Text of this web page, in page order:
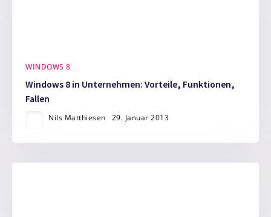
WINDOWS 8
Windows 8 in Unternehmen: Vorteile, Funktionen,
Fallen
Nils Matthiesen 29. Januar 2013